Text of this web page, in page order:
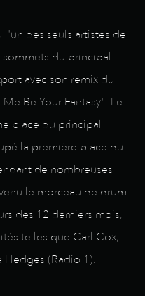
des seuls artistes de
du principal
avec son remix du
Be Your Fantasy". Le
place du principal
la première place du
de nombreuses
le morceau de drum
des 12 derniers mois,
telles que Carl Cox,
(Radio 1).